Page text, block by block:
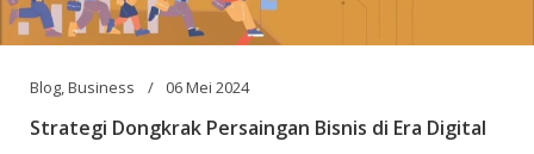
Blog,Business 06 Mei 2024
Strategi Dongkrak Persaingan Bisnis di Era Digital